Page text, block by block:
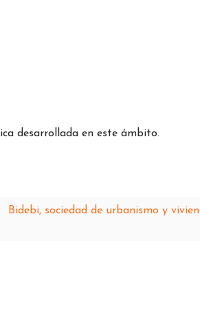
desarrollada en este ámbito.
Bidebi, sociedad de urbanismo y